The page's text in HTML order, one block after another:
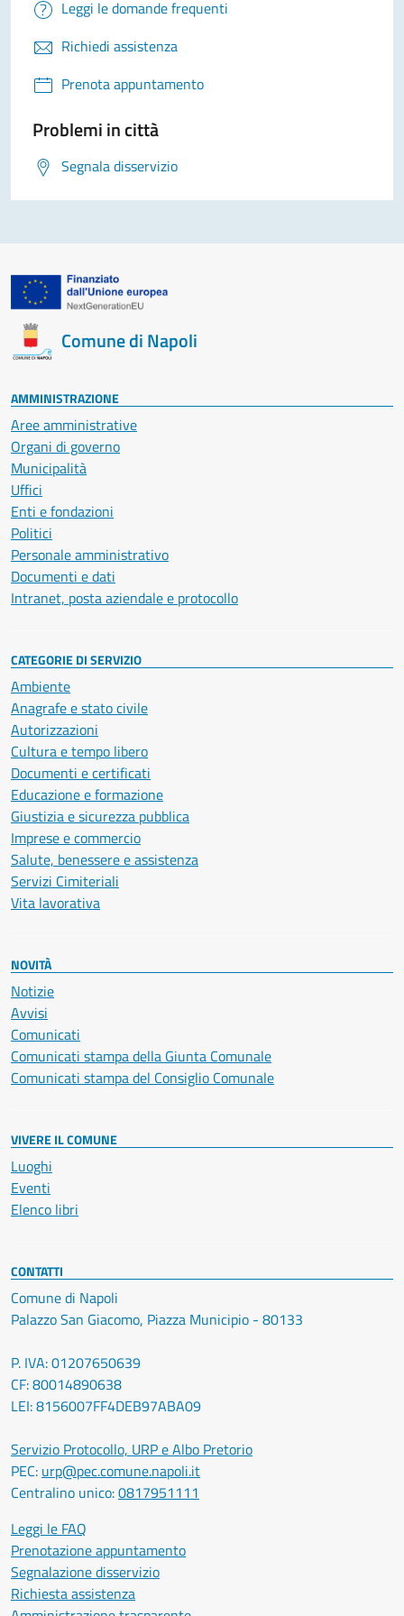
Leggi le domande frequenti
Richiedi assistenza
Prenota appuntamento
Problemi in città
Segnala disservizio
Comune di Napoli
AMMINISTRAZIONE
Aree amministrative
Organi di governo
Municipalità
Uffici
Enti e fondazioni
Politici
Personale amministrativo
Documenti e dati
Intranet, posta aziendale e protocollo
CATEGORIE DI SERVIZIO
Ambiente
Anagrafe e stato civile
Autorizzazioni
Cultura e tempo libero
Documenti e certificati
Educazione e formazione
Giustizia e sicurezza pubblica
Imprese e commercio
Salute, benessere e assistenza
Servizi Cimiteriali
Vita lavorativa
NOVITÀ
Notizie
Avvisi
Comunicati
Comunicati stampa della Giunta Comunale
Comunicati stampa del Consiglio Comunale
VIVERE IL COMUNE
Luoghi
Eventi
Elenco libri
CONTATTI
Comune di Napoli
Palazzo San Giacomo, Piazza Municipio - 80133
P. IVA: 01207650639
CF: 80014890638
LEI: 8156007FF4DEB97ABA09
Servizio Protocollo, URP e Albo Pretorio
PEC: urp@pec.comune.napoli.it
Centralino unico:0817951111
Leggi le FAQ
Prenotazione appuntamento
Segnalazione disservizio
Richiesta assistenza